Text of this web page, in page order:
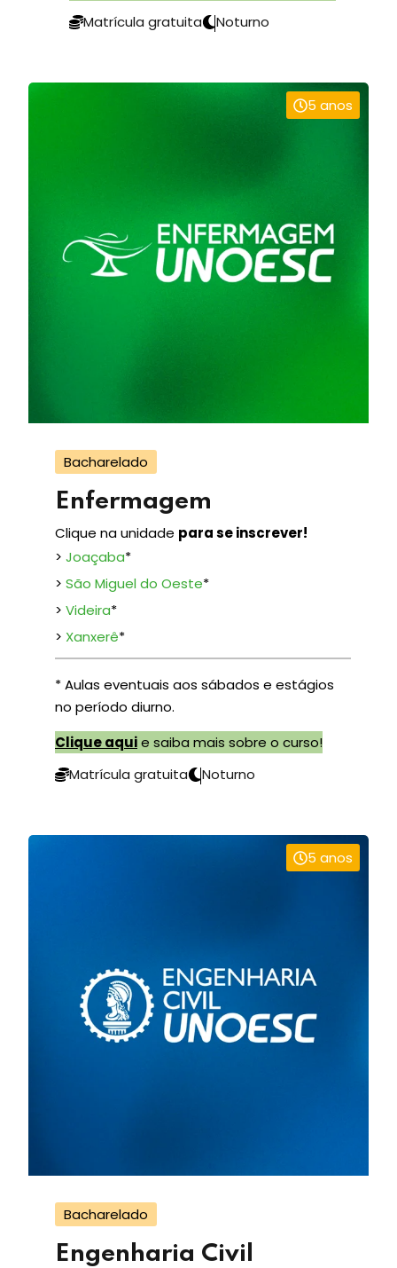
Matrícula gratuita
Noturno
5 anos
Bacharelado
Enfermagem
Clique na unidade para se inscrever!
> Joaçaba*
> São Miguel do Oeste*
> Videira*
> Xanxerê*
* Aulas eventuais aos sábados e estágios
no período diurno.
Clique aquie saiba mais sobre o curso!
Matrícula gratuita
Noturno
5 anos
Bacharelado
Engenharia Civil